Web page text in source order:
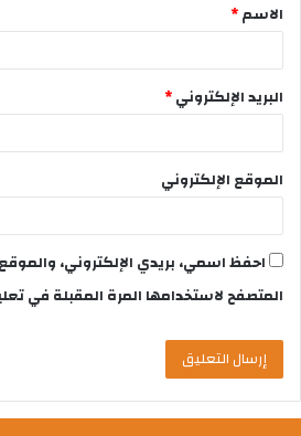
الاسم*
البريد الإلكتروني*
الموقع الإلكتروني
احفظ اسمي، بريدي الإلكتروني،
المتصفح لاستخدامها المرة المقبلة في